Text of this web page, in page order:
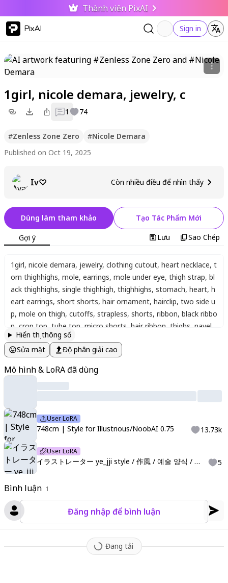
Thành viên PixAI
PixAI Sign in
1girl, nicole demara, jewelry, c
1 74
#Zenless Zone Zero #Nicole Demara
Published on Oct 19, 2025
Iv♡ Còn nhiều điều để nhìn thấy
Bình luận 1
Đăng nhập để bình luận
Đang tải
Dùng làm tham khảo Tạo Tác Phẩm Mới
Gợi ý Lưu Sao Chép
1girl, nicole demara, jewelry, clothing cutout, heart necklace, t
orn thighhighs, mole, earrings, mole under eye, thigh strap, bl
ack thighhighs, single thighhigh, thighhighs, stomach, heart, h
eart earrings, short shorts, hair ornament, hairclip, two side u
p, mole on thigh, cutoffs, strapless, shorts, ribbon, black ribbo
n crop top tube top micro shorts hair ribbon thighs navel
abstract background
_9, score_8_up, score_7_up, source_anime
ube top , single thighhigh, short shorts
detached sleeves, doll, black collar,748cmstyle,ye_jji_art
style fevercell_artstyle
Hiển thị thông số
Sửa mặt
Độ phân giải cao
Mô hình & LoRA đã dùng
User LoRA
748cm | Style for Illustrious/NoobAI 0.75 13.73k
User LoRA
イラストレーター ye_jji style / 作風 / 예술 양식 / 作风 5